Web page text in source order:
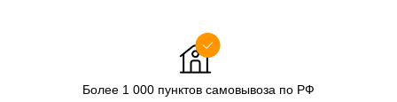
Более 1 000 пунктов самовывоза по РФ